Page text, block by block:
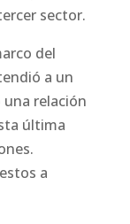
sector.
del
a un
relación
última
a